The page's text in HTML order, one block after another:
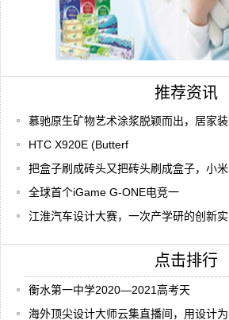
推荐资讯
慕驰原生矿物艺术涂浆脱颖而出，居家装
HTC X920E (Butterf
把盒子刷成砖头又把砖头刷成盒子，小米
全球首个iGame G-ONE电竞一
江淮汽车设计大赛，一次产学研的创新实
点击排行
衡水第一中学2020—2021高考天
海外顶尖设计大师云集直播间，用设计为